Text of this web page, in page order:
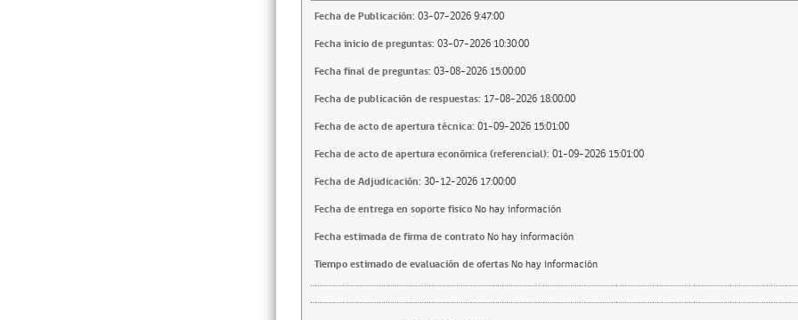
Fecha de Publicación: 03-07-2026 9:47:00
Fecha inicio de preguntas: 03-07-2026 10:30:00
Fecha final de preguntas: 03-08-2026 15:00:00
Fecha de publicación de respuestas: 17-08-2026 18:00:00
Fecha de acto de apertura técnica: 01-09-2026 15:01:00
Fecha de acto de apertura económica (referencial): 01-09-2026 15:01:00
Fecha de Adjudicación: 30-12-2026 17:00:00
Fecha de entrega en soporte fisicoNo hay información
Fecha estimada de firma de contratoNo hay información
Tiempo estimado de evaluación de ofertasNo hay información